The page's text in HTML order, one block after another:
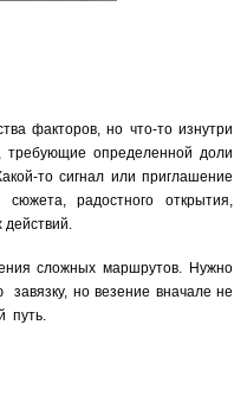
факторов, но что-то изнутри
требующие определенной доли
то сигнал или приглашение
радостного открытия,
сложных маршрутов. Нужно
но везение вначале не
путь.